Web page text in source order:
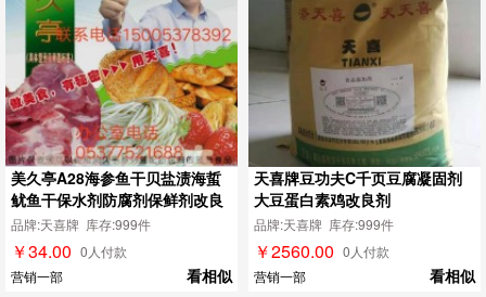
美久亭A28海参鱼干贝盐渍海蜇
鱿鱼干保水剂防腐剂保鲜剂改良
剂
品牌:天喜牌 库存:999件
￥34.00 0人付款
营销一部
看相似
天喜牌豆功夫C千页豆腐凝固剂
大豆蛋白素鸡改良剂
品牌:天喜牌 库存:999件
￥2560.00 0人付款
营销一部
看相似